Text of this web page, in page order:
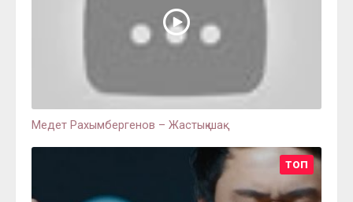
Медет Рахымбергенов – Жастық шақ
ТОП